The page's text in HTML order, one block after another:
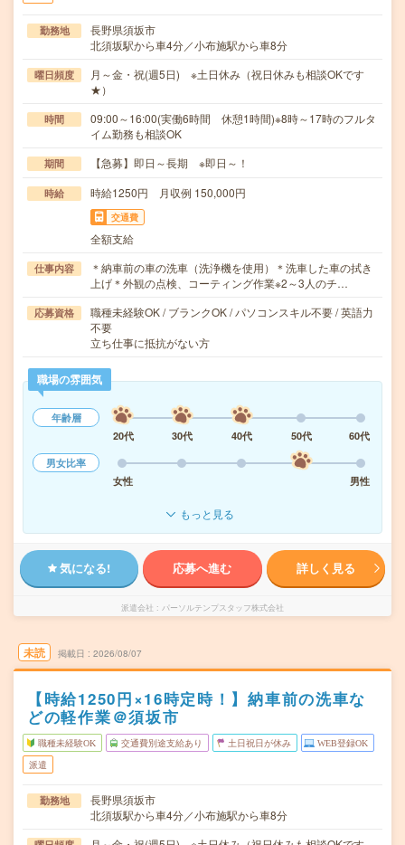
勤務地
長野県須坂市
北須坂駅から車4分／小布施駅から車8分
曜日頻度
月～金・祝(週5日) ※土日休み（祝日休みも相談OKです
★）
時間
09:00～16:00(実働6時間 休憩1時間)※8時～17時のフルタ
イム勤務も相談OK
期間 【急募】即日～長期 ※即日～！
時給 時給1250円 月収例 150,000円
交通費
全額支給
仕事内容
＊納車前の車の洗車（洗浄機を使用）＊洗車した車の拭き
上げ＊外観の点検、コーティング作業※2～3人のチ…
応募資格
職種未経験OK / ブランクOK / パソコンスキル不要 / 英語力
不要
立ち仕事に抵抗がない方
職場の雰囲気
年齢層
20代
30代 40代 50代
60代
男女比率
女性
男性
もっと見る
気になる! 応募へ進む 詳しく見る
派遣会社 パーソルテンプスタッフ株式会社
未読 掲載日 2026/08/07
【時給1250円×16時定時！】納車前の洗車な
どの軽作業＠須坂市
職種未経験OK 交通費別途支給あり 土日祝日が休み WEB登録OK
派遣
勤務地
長野県須坂市
北須坂駅から車4分／小布施駅から車8分